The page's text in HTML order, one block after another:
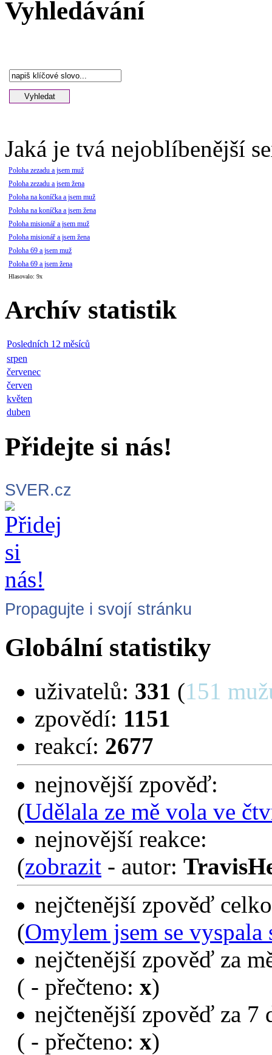
Vyhledávání
Jaká je tvá nejoblíbenější
Poloha zezadu a jsem muž
Poloha zezadu a jsem žena
Poloha na koníčka a jsem muž
Poloha na koníčka a jsem žena
Poloha misionář a jsem muž
Poloha misionář a jsem žena
Poloha 69 a jsem muž
Poloha 69 a jsem žena
Hlasovalo: 9x
Archív statistik
Posledních 12 měsíců
srpen
červenec
červen
květen
duben
Přidejte si nás!
SVER.cz
Propagujte i svojí stránku
Globální statistiky
uživatelů: 331 (151
zpovědí: 1151
reakcí: 2677
nejnovější zpověď:
(Udělala ze mě vola ve
nejnovější reakce:
(zobrazit - autor:
nejčtenější zpověď
(Omylem jsem se vyspala
nejčtenější zpověď za
( - přečteno: x)
nejčtenější zpověď za 7
( - přečteno: x)